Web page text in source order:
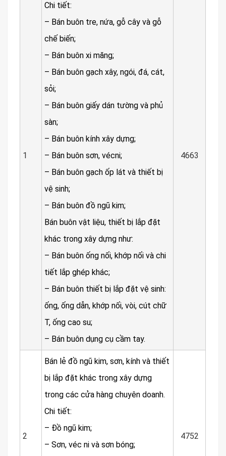
1
Chi tiết:
– Bán buôn tre, nứa, gỗ cây và gỗ
chế biến;
– Bán buôn xi măng;
– Bán buôn gạch xây, ngói, đá, cát,
sỏi;
– Bán buôn giấy dán tường và phủ
sàn;
– Bán buôn kính xây dựng;
– Bán buôn sơn, vécni;
– Bán buôn gạch ốp lát và thiết bị
vệ sinh;
– Bán buôn đồ ngũ kim;
Bán buôn vật liệu, thiết bị lắp đặt
khác trong xây dựng như:
– Bán buôn ống nối, khớp nối và chi
tiết lắp ghép khác;
– Bán buôn thiết bị lắp đặt vệ sinh:
ống, ống dẫn, khớp nối, vòi, cút chữ
T, ống cao su;
– Bán buôn dụng cụ cầm tay.
4663
2
Bán lẻ đồ ngũ kim, sơn, kính và thiết
bị lắp đặt khác trong xây dựng
trong các cửa hàng chuyên doanh.
Chi tiết:
– Đồ ngũ kim;
– Sơn, véc ni và sơn bóng;
4752